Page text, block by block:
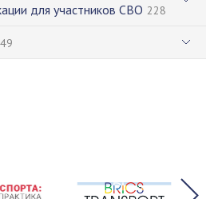
для участников СВО 228
49